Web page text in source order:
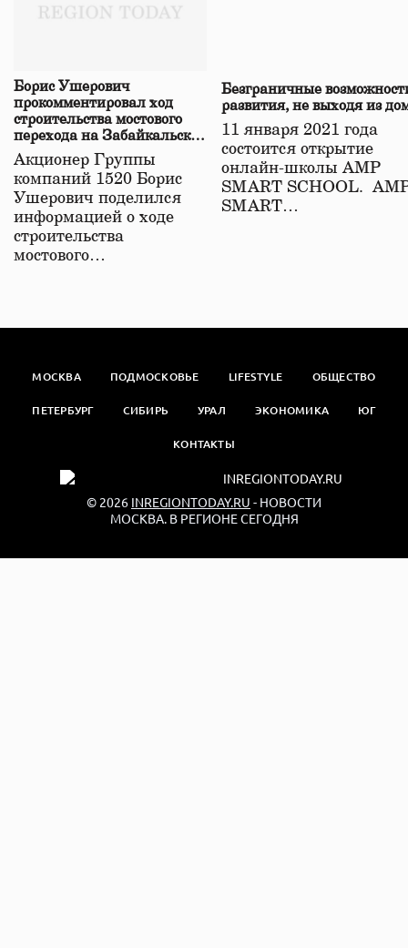
Борис Ушерович
прокомментировал ход
строительства мостового
перехода на Забайкальской
железной дороге
Акционер Группы
компаний 1520 Борис
Ушерович поделился
информацией о ходе
строительства
мостового…
Безграничные
развития, не выходя из
11 января 2021 года
состоится открытие
онлайн-школы АМР
SMART SCHOOL.
SMART…
МОСКВА ПОДМОСКОВЬЕ LIFESTYLE ОБЩЕСТВО
ПЕТЕРБУРГ СИБИРЬ УРАЛ ЭКОНОМИКА ЮГ
КОНТАКТЫ
© 2026 INREGIONTODAY.RU - НОВОСТИ
МОСКВА. В РЕГИОНЕ СЕГОДНЯ